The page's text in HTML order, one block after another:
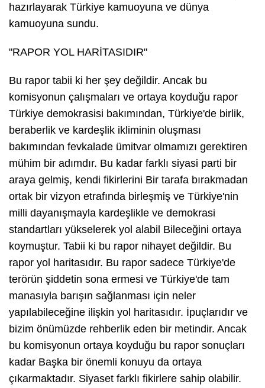
hazırlayarak Türkiye kamuoyuna ve dünya
kamuoyuna sundu.
"RAPOR YOL HARİTASIDIR"
Bu rapor tabii ki her şey değildir. Ancak bu
komisyonun çalışmaları ve ortaya koyduğu rapor
Türkiye demokrasisi bakımından, Türkiye'de birlik,
beraberlik ve kardeşlik ikliminin oluşması
bakımından fevkalade ümitvar olmamızı gerektiren
mühim bir adımdır. Bu kadar farklı siyasi parti bir
araya gelmiş, kendi fikirlerini Bir tarafa bırakmadan
ortak bir vizyon etrafında birleşmiş ve Türkiye'nin
milli dayanışmayla kardeşlikle ve demokrasi
standartları yükselerek yol alabil Bileceğini ortaya
koymuştur. Tabii ki bu rapor nihayet değildir. Bu
rapor yol haritasıdır. Bu rapor sadece Türkiye'de
terörün şiddetin sona ermesi ve Türkiye'de tam
manasıyla barışın sağlanması için neler
yapılabileceğine ilişkin yol haritasıdır. İpuçlarıdır ve
bizim önümüzde rehberlik eden bir metindir. Ancak
bu komisyonun ortaya koyduğu bu rapor sonuçları
kadar Başka bir önemli konuyu da ortaya
çıkarmaktadır. Siyaset farklı fikirlere sahip olabilir.